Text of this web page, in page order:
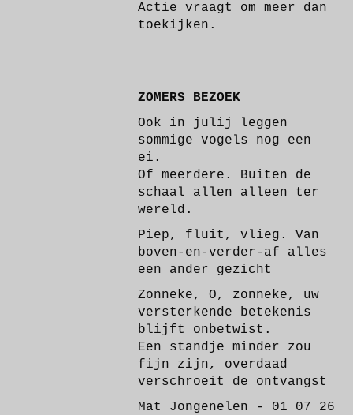
Actie vraagt om meer dan
toekijken.
ZOMERS BEZOEK
Ook in julij leggen
sommige vogels nog een
ei.
Of meerdere. Buiten de
schaal allen alleen ter
wereld.
Piep, fluit, vlieg. Van
boven-en-verder-af alles
een ander gezicht
Zonneke, O, zonneke, uw
versterkende betekenis
blijft onbetwist.
Een standje minder zou
fijn zijn, overdaad
verschroeit de ontvangst
Mat Jongenelen - 01 07 26